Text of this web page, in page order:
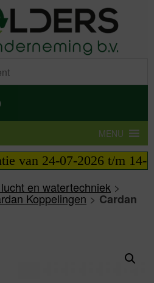
MENU
24-07-2026 t/m 14-
en watertechniek >
Koppelingen>Cardan